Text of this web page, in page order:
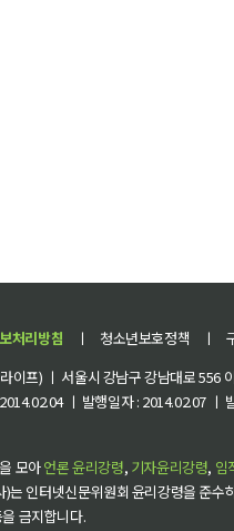
처리방침 ㅣ 청소년보호정책 ㅣ
이프) ㅣ 서울시 강남구 강남대로
ㅣ 발행일자 : 2014.02.07 ㅣ
모아언론 윤리강령, 기자윤리강령, 임
는 인터넷신문위원회 윤리강령을 준수
금지합니다.